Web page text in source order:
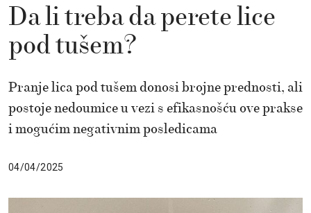
Da li treba da perete lice
pod tušem?
Pranje lica pod tušem donosi brojne prednosti, ali
postoje nedoumice u vezi s efikasnošću ove prakse
i mogućim negativnim posledicama
04/04/2025